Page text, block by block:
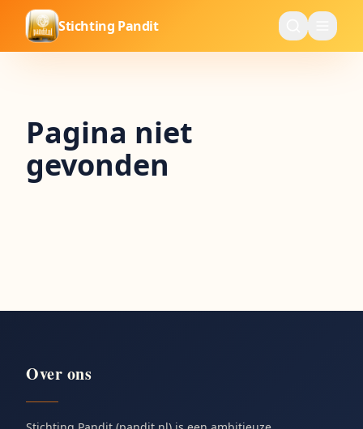
Stichting Pandit
Pagina niet
gevonden
Over ons